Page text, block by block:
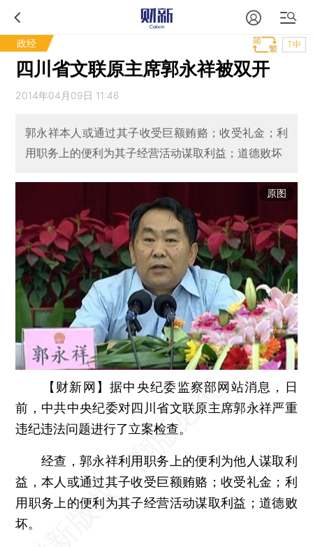
政经 T中
四川省文联原主席郭永祥被双开
2014年04月09日 11:46
郭永祥本人或通过其子收受巨额贿赂；收受礼金；利
用职务上的便利为其子经营活动谋取利益；道德败坏
原图
【财新网】据中央纪委监察部网站消息，日
前，中共中央纪委对四川省文联原主席郭永祥严重
违纪违法问题进行了立案检查。
经查，郭永祥利用职务上的便利为他人谋取利
益，本人或通过其子收受巨额贿赂；收受礼金；利
用职务上的便利为其子经营活动谋取利益；道德败
坏。